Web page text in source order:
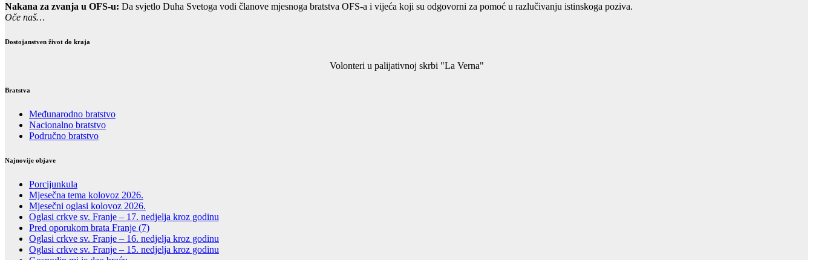
Nakana za zvanja u OFS-u: Da svjetlo Duha Svetoga vodi članove mjesnoga bratstva OFS-a i vijeća koji su odgovorni za pomoć u razlučivanju istinskoga poziva.
Oče naš…
Dostojanstven život do kraja
Volonteri u palijativnoj skrbi "La Verna"
Bratstva
Međunarodno bratstvo
Nacionalno bratstvo
Područno bratstvo
Najnovije objave
Porcijunkula
Mjesečna tema kolovoz 2026.
Mjesečni oglasi kolovoz 2026.
Oglasi crkve sv. Franje – 17. nedjelja kroz godinu
Pred oporukom brata Franje (7)
Oglasi crkve sv. Franje – 16. nedjelja kroz godinu
Oglasi crkve sv. Franje – 15. nedjelja kroz godinu